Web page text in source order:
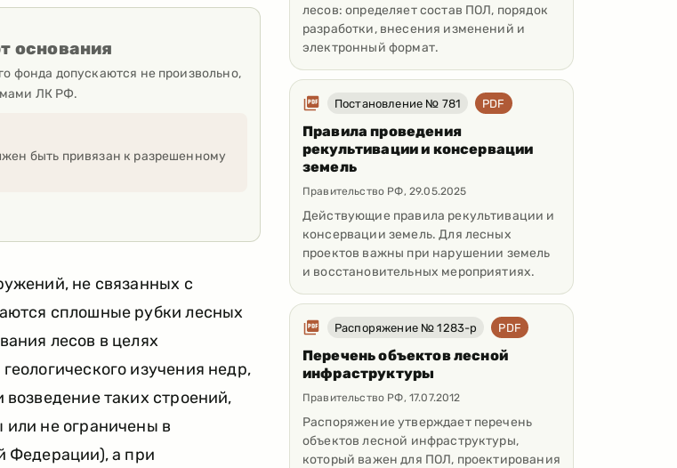
основания
фонда допускаются не произвольно,
ЛК РФ.
быть привязан к разрешенному
не связанных с
сплошные рубки лесных
лесов в целях
изучения недр,
таких строений,
не ограничены в
Федерации), а при
лесов: определяет состав ПОЛ, порядок
разработки, внесения изменений и
электронный формат.
Постановление № 781 PDF
Правила проведения
рекультивации и консервации
земель
Правительство РФ, 29.05.2025
Действующие правила рекультивации и
консервации земель. Для лесных
проектов важны при нарушении земель
и восстановительных мероприятиях.
Распоряжение № 1283-р PDF
Перечень объектов лесной
инфраструктуры
Правительство РФ, 17.07.2012
Распоряжение утверждает перечень
объектов лесной инфраструктуры,
который важен для ПОЛ, проектирования